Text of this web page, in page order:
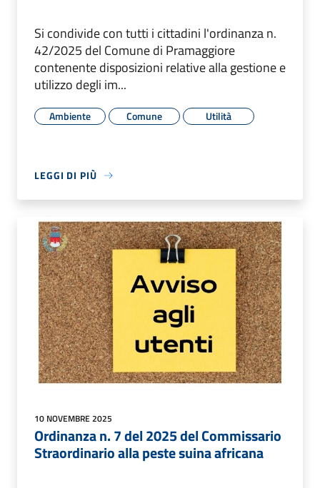
Si condivide con tutti i cittadini l'ordinanza n.
42/2025 del Comune di Pramaggiore
contenente disposizioni relative alla gestione e
utilizzo degli im...
Ambiente Comune Utilità
LEGGI DI PIÙ
10 NOVEMBRE 2025
Ordinanza n. 7 del 2025 del Commissario
Straordinario alla peste suina africana